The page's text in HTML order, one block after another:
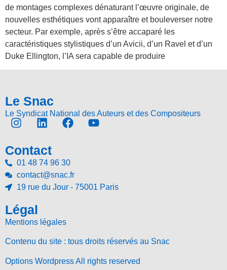
de montages complexes dénaturant l’œuvre originale, de
nouvelles esthétiques vont apparaître et bouleverser notre
secteur. Par exemple, après s’être accaparé les
caractéristiques stylistiques d’un Avicii, d’un Ravel et d’un
Duke Ellington, l’IA sera capable de produire
Le Snac
Le Syndicat National des Auteurs et des Compositeurs
Contact
01 48 74 96 30
contact@snac.fr
19 rue du Jour - 75001 Paris
Légal
Mentions légales
Contenu du site : tous droits réservés au Snac
Options Wordpress All rights reserved